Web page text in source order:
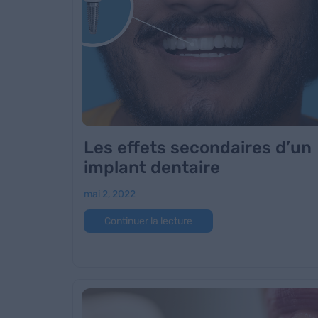
Les effets secondaires d’un
implant dentaire
mai 2, 2022
Continuer la lecture